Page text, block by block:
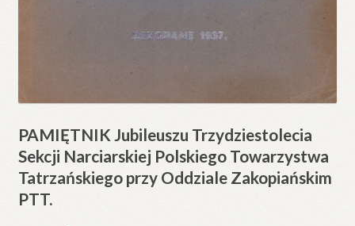
PAMIĘTNIK Jubileuszu Trzydziestolecia
Sekcji Narciarskiej Polskiego Towarzystwa
Tatrzańskiego przy Oddziale Zakopiańskim
PTT.